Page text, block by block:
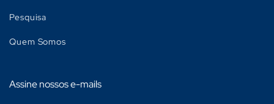
Pesquisa
Quem Somos
Assine nossos e-mails